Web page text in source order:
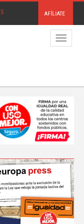
AFÍLIATE
Menú